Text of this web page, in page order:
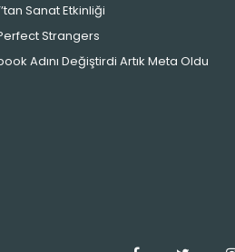
Sanat Etkinliği
Strangers
Adını Değiştirdi Artık Meta Oldu